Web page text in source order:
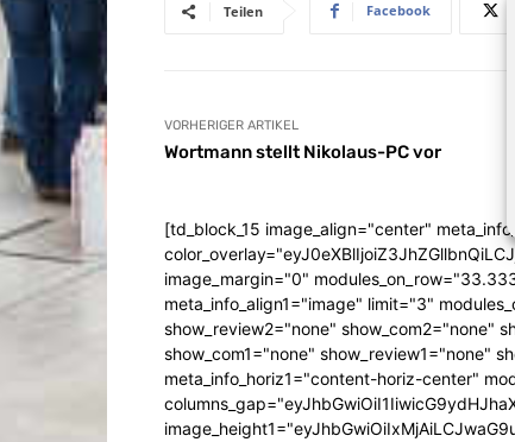
Teilen Facebook
VORHERIGER ARTIKEL
Wortmann stellt Nikolaus-PC vor
[td_block_15 image_align="center"
image_margin="0"
meta_info_align1="image" limit="3"
show_review2="none" show_com2="none"
show_com1="none" show_review1="none"
meta_info_horiz1="content-horiz-center"